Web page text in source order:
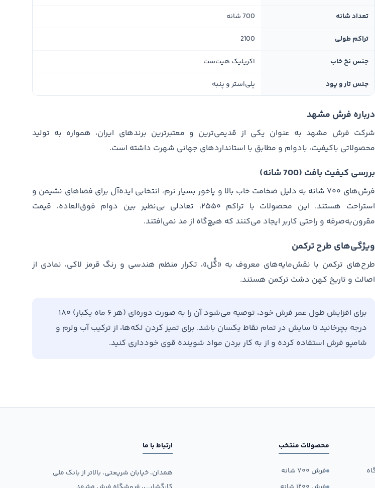
تعداد شانه 700 شانه
تراکم طولی 2100
جنس نخ خاب اکریلیک هیت‌ست
جنس تار و پود پلی‌استر و پنبه
درباره فرش مشهد
شرکت فرش مشهد به عنوان یکی از قدیمی‌ترین و معتبرترین برندهای ایران، همواره به تولید
محصولاتی باکیفیت، بادوام و مطابق با استانداردهای جهانی شهرت داشته است.
بررسی کیفیت بافت (700 شانه)
فرش‌های ۷۰۰ شانه به دلیل ضخامت خاب بالا و پاخور بسیار نرم، انتخابی ایده‌آل برای فضاهای نشیمن و
استراحت هستند. این محصولات با تراکم ۲۵۵۰، تعادلی بی‌نظیر بین دوام فوق‌العاده، قیمت
مقرون‌به‌صرفه و راحتی کاربر ایجاد می‌کنند که هیچ‌گاه از مد نمی‌افتند.
ویژگی‌های طرح ترکمن
طرح‌های ترکمن با نقش‌مایه‌های معروف به «گُل»، تکرار منظم هندسی و رنگ قرمز لاکی، نمادی از
اصالت و تاریخ کهن دشت ترکمن هستند.
برای افزایش طول عمر فرش خود، توصیه می‌شود آن را به صورت دوره‌ای (هر ۶ ماه یکبار) ۱۸۰
درجه بچرخانید تا سایش در تمام نقاط یکسان باشد. برای تمیز کردن لکه‌ها، از ترکیب آب ولرم و
شامپو فرش استفاده کرده و از به کار بردن مواد شوینده قوی خودداری کنید.
محصولات منتخب
فرش ۷۰۰ شانه
ارتباط با ما
همدان، خیابان شریعتی، بالاتر از بانک ملی